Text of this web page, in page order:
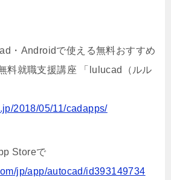
・Androidで使える無料おすすめ
料就職支援講座 「lulucad（ルル
2018/05/11/cadapps/
Storeで
jp/app/autocad/id393149734